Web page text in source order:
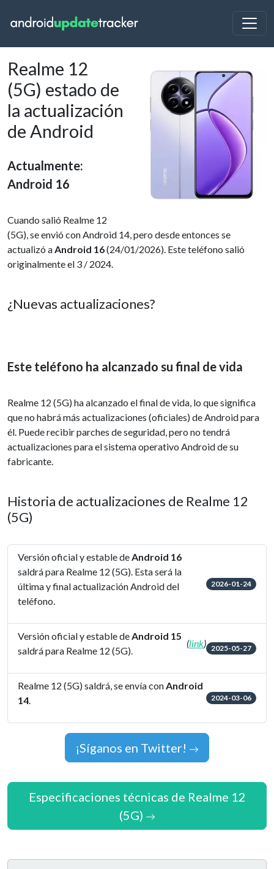
Realme 12
(5G) estado de
la actualización
de Android
Actualmente:
Android 16
Cuando salió Realme 12
(5G), se envió con Android 14, pero desde entonces se
actualizó aAndroid 16(24/01/2026). Este teléfono salió
originalmente el 3 / 2024.
¿Nuevas actualizaciones?
Este teléfono ha alcanzado su final de vida
Realme 12 (5G) ha alcanzado el final de vida, lo que significa
que no habrá más actualizaciones (oficiales) de Android para
él. Puede recibir parches de seguridad, pero no tendrá
actualizaciones para el sistema operativo Android de su
fabricante.
Historia de actualizaciones de Realme 12
(5G)
Versión oficial y estable deAndroid 16
saldrá para Realme 12 (5G). Esta será la
última y final actualización Android del
teléfono.
2026-01-24
Versión oficial y estable deAndroid 15
saldrá para Realme 12 (5G).
(link) 2025-05-27
Realme 12 (5G) saldrá, se envía conAndroid
14. 2024-03-06
¡Síganos en Twitter!
Especificaciones técnicas de Realme 12
(5G)